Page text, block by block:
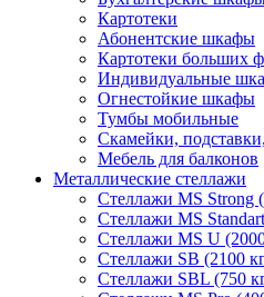
Картотеки
Абонентские шкафы
Картотеки больших
Индивидуальные
Огнестойкие шкафы
Тумбы мобильные
Скамейки,
Мебель для балконов
Металлические стеллажи
Стеллажи MS Strong
Стеллажи MS
Стеллажи MS U
Стеллажи SB (2100
Стеллажи SBL (750